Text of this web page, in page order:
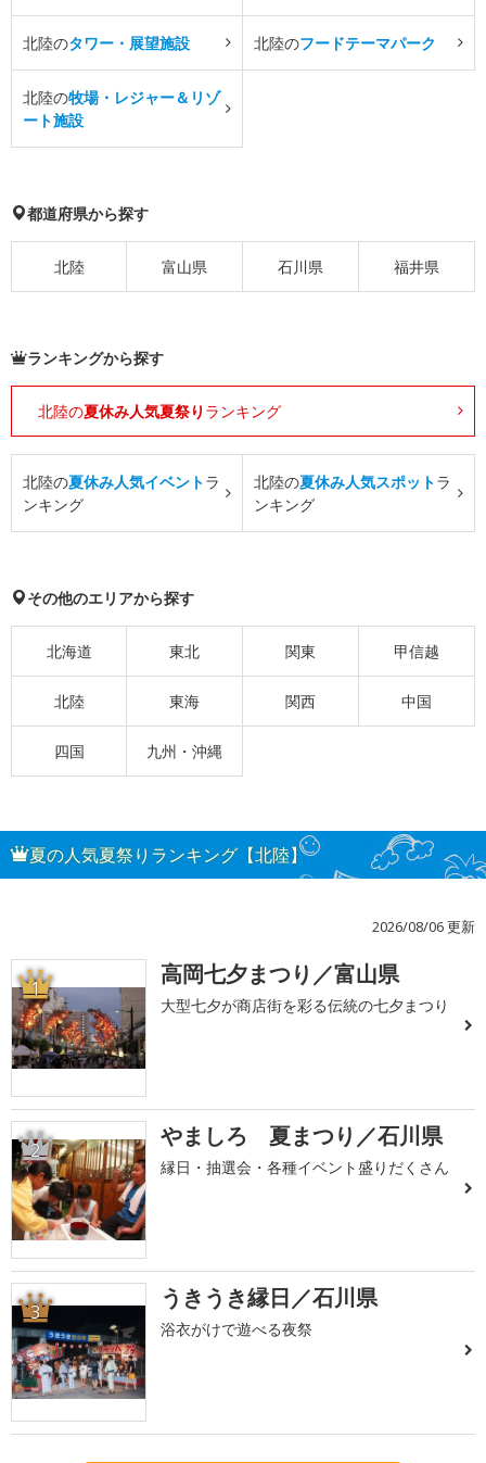
北陸のタワー・展望施設 北陸のフードテーマパーク
北陸の牧場・レジャー＆リゾ
ート施設
都道府県から探す
北陸 富山県 石川県 福井県
ランキングから探す
北陸の夏休み人気夏祭り ランキング
北陸の夏休み人気イベントラ
ンキング
北陸の夏休み人気スポットラ
ンキング
その他のエリアから探す
北海道 東北 関東 甲信越
北陸 東海 関西 中国
四国 九州・沖縄
夏の人気夏祭りランキング【北陸】
2026/08/06 更新
1 高岡七夕まつり／富山県
大型七夕が商店街を彩る伝統の七夕まつり
2 やましろ 夏まつり／石川県
縁日・抽選会・各種イベント盛りだくさん
3 うきうき縁日／石川県
浴衣がけで遊べる夜祭